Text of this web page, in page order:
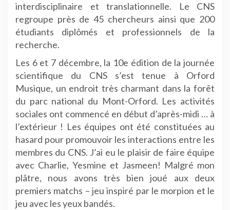
interdisciplinaire et translationnelle. Le CNS
regroupe près de 45 chercheurs ainsi que 200
étudiants diplômés et professionnels de la
recherche.
Les 6 et 7 décembre, la 10e édition de la journée
scientifique du CNS s’est tenue à Orford
Musique, un endroit très charmant dans la forêt
du parc national du Mont-Orford. Les activités
sociales ont commencé en début d’après-midi … à
l’extérieur ! Les équipes ont été constituées au
hasard pour promouvoir les interactions entre les
membres du CNS. J’ai eu le plaisir de faire équipe
avec Charlie, Yesmine et Jasmeen! Malgré mon
plâtre, nous avons très bien joué aux deux
premiers matchs – jeu inspiré par le morpion et le
jeu avec les yeux bandés.